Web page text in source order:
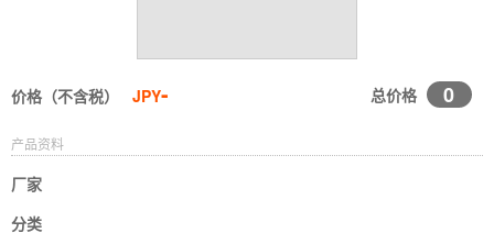
价格（不含税） JPY- 总价格 0
产品资料
厂家
分类